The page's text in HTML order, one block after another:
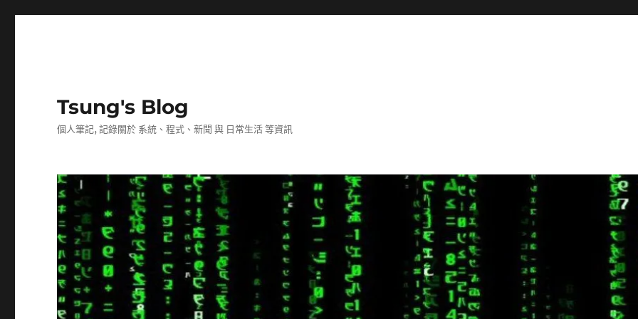
Tsung's Blog
個人筆記, 記錄關於 系統、程式、新聞 與 日常生活 等資訊